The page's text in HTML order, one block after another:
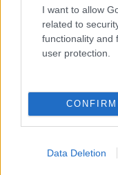
I want to allow
related to
functionality and
user protection.
CONFIRM
Data Deletion
Óriási, 15
a garantált
emelését
megszavazzák, az
Magyarországon